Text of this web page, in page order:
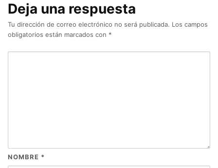
Deja una respuesta
Tu dirección de correo electrónico no será publicada. Los campos
obligatorios están marcados con *
NOMBRE *